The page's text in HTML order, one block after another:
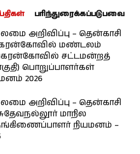
பரிந்துரைக்கப்படுபவை
அறிவிப்பு – தென்காசி
மண்டலம்
சட்டமன்றத்
பொறுப்பாளர்கள்
2026
அறிவிப்பு – தென்காசி
மாநில
நியமனம் –